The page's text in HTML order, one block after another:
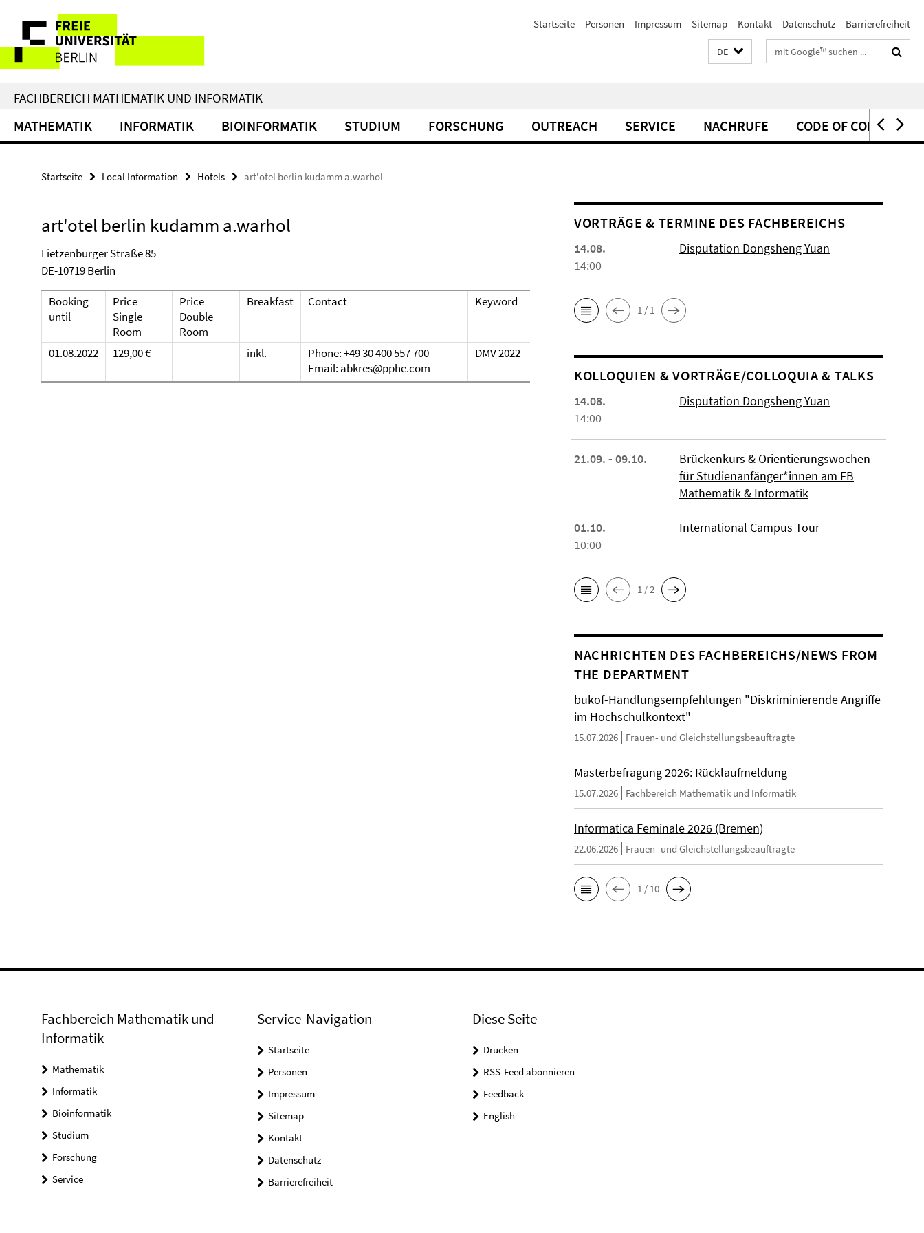
direkt
Inhalt
Service-
Navigation
Startseite Personen Impressum Sitemap Kontakt Datenschutz Barrierefreiheit
DE Suchbegriffe
FACHBEREICH MATHEMATIK UND INFORMATIK
MATHEMATIK INFORMATIK BIOINFORMATIK STUDIUM FORSCHUNG OUTREACH SERVICE NACHRUFE CODE OF CONDUCT
Startseite Local Information Hotels art'otel berlin kudamm a.warhol
art'otel berlin kudamm a.warhol
Lietzenburger Straße 85
DE-10719 Berlin
Booking
until
Price
Single
Room
Price
Double
Room
Breakfast Contact Keyword
01.08.2022 129,00 € inkl. Phone:+49 30 400 557 700
Email: abkres@pphe.com
DMV 2022
VORTRÄGE & TERMINE DES FACHBEREICHS
14.08.
14:00
Disputation Dongsheng Yuan
1 / 1
KOL­LO­QUIEN & VORTRÄGE/COLLOQUIA & TALKS
14.08.
14:00
Disputation Dongsheng Yuan
21.09. - 09.10.
Brückenkurs & Orientierungswochen
für Studienanfänger*innen am FB
Mathematik & Informatik
01.10.
10:00
International Campus Tour
1 / 2
NACHRICHTEN DES FACHBEREICHS/NEWS FROM
THE DEPARTMENT
bukof-Handlungsempfehlungen "Diskriminierende Angriffe
im Hochschulkontext"
15.07.2026 Frauen- und Gleichstellungsbeauftragte
Masterbefragung 2026: Rücklaufmeldung
15.07.2026 Fachbereich Mathematik und Informatik
Informatica Feminale 2026 (Bremen)
22.06.2026 Frauen- und Gleichstellungsbeauftragte
1 / 10
Fachbereich Mathematik und
Informatik
Mathematik
Informatik
Bioinformatik
Studium
Forschung
Service
Service-Navigation
Startseite
Personen
Impressum
Sitemap
Kontakt
Datenschutz
Barrierefreiheit
Diese Seite
Drucken
RSS-Feed abonnieren
Feedback
English